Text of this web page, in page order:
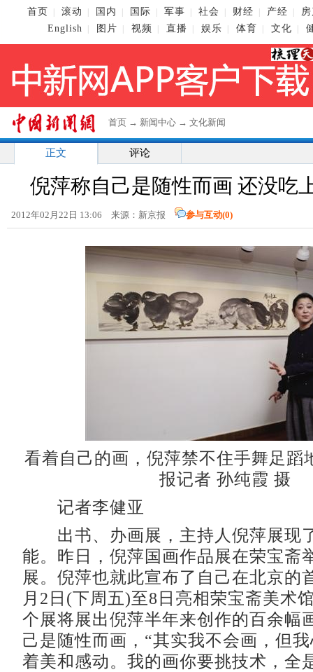
首页 滚动 国内 国际 军事 社会 财经 产经
English
图片 视频 直播 娱乐 体育 文化
首页 → 新闻中心 → 文化新闻
正文 评论
倪萍称自己是随性而画 还没吃
2012年02月22日 13:06 来源：新京报 参与互动(0)
看着自己的画，倪萍禁不住手舞足蹈
报记者 孙纯霞 摄
记者李健亚
出书、办画展，主持人倪萍展现
能。昨日，倪萍国画作品展在荣宝斋
展。倪萍也就此宣布了自己在北京的
月2日(下周五)至8日亮相荣宝斋美术
个展将展出倪萍半年来创作的百余幅
己是随性而画，“其实我不会画，但
着美和感动。我的画你要挑技术，全